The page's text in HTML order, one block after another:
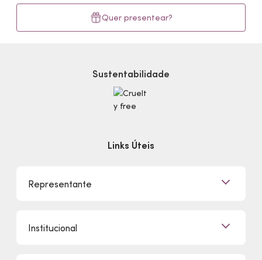
Quer presentear?
Sustentabilidade
Links Úteis
Representante
Quero Ser Representante
Institucional